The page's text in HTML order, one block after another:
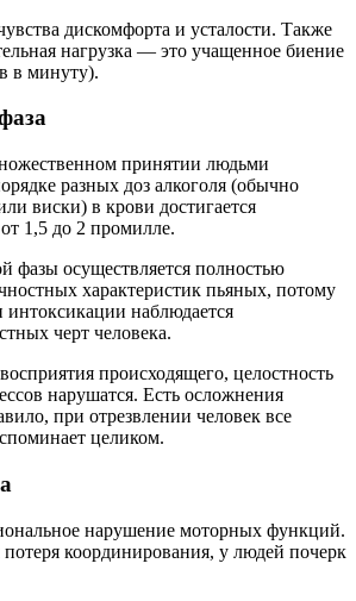
дискомфорта и усталости. Также
нагрузка — это учащенное биение
в минуту).
принятии людьми
разных доз алкоголя (обычно
виски) в крови достигается
1,5 до 2 промилле.
фазы осуществляется полностью
характеристик пьяных, потому
интоксикации наблюдается
черт человека.
происходящего, целостность
нарушатся. Есть осложнения
при отрезвлении человек все
целиком.
нарушение моторных функций.
потеря координирования, у людей почерк